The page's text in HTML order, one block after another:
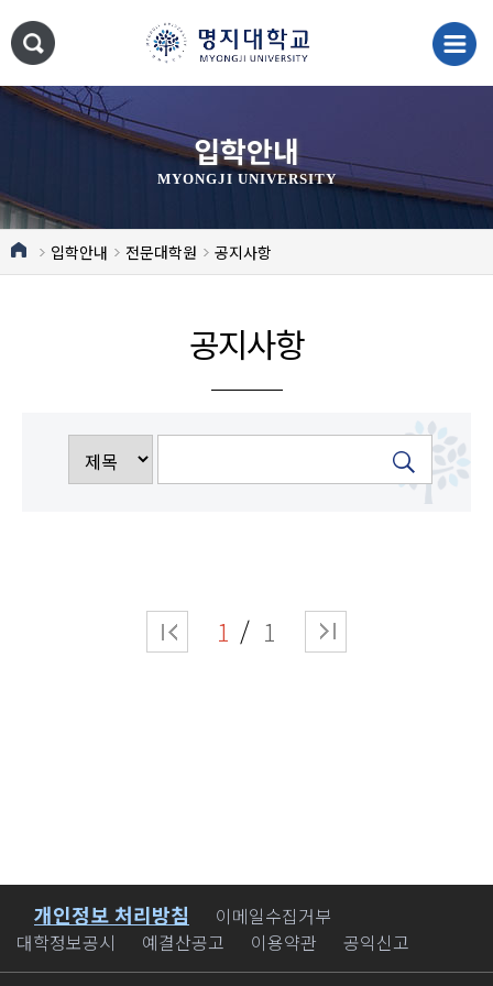
입학안내
MYONGJI UNIVERSITY
입학안내 전문대학원 공지사항
공지사항
1 1
바로가기
개인정보 처리방침
이메일수집거부
대학정보공시
예결산공고 이용약관 공익신고